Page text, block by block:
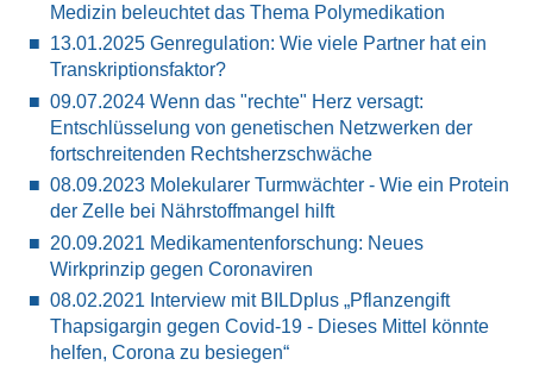
Medizin beleuchtet das Thema Polymedikation
13.01.2025 Genregulation: Wie viele Partner hat ein
Transkriptionsfaktor?
09.07.2024 Wenn das "rechte" Herz versagt:
Entschlüsselung von genetischen Netzwerken der
fortschreitenden Rechtsherzschwäche
08.09.2023 Molekularer Turmwächter - Wie ein Protein
der Zelle bei Nährstoffmangel hilft
20.09.2021 Medikamentenforschung: Neues
Wirkprinzip gegen Coronaviren
08.02.2021 Interview mit BILDplus „Pflanzengift
Thapsigargin gegen Covid-19 - Dieses Mittel könnte
helfen, Corona zu besiegen“